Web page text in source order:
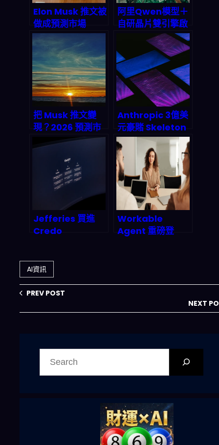
Elon Musk 推文被
做成預測市場
2026 爆賺 8 萬美
元：名人社交如何
變成兆美元級金融
賭局
阿里Qwen模型＋
自研晶片雙引擎啟
動：中國AI工廠全
棧霸權的深度拆解
把 Musk 推文變
現？2026 預測市
場自動化套利實戰
與 AI 流水線拆解
Anthropic 3億美
元豪賭 Skeleton
Key：為何
developer 被迫
重新選邊站？
Jefferies 買進
Credo
美元：AI 日內交易
平台背後，2026
產業鏈到底在押什
Workable
Agent 重磅登
AI資訊
PREV POST
NEXT